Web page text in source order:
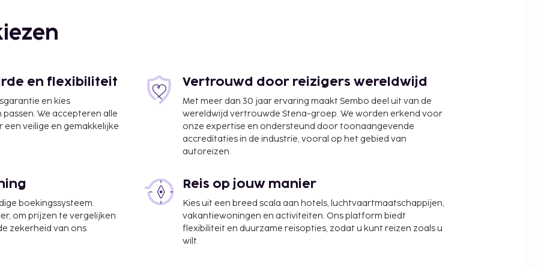
een buitenzwembad.
en
van 07.00 uur tot 11.00
worden betaald. De
aan ons heeft
en flexibiliteit
en kies
We accepteren alle
veilige en gemakkelijke
Vertrouwd door reizigers wereldwijd
Met meer dan 30 jaar ervaring maakt Sembo deel uit van de
wereldwijd vertrouwde Stena-groep. We worden erkend voor
onze expertise en ondersteund door toonaangevende
accreditaties in de industrie, vooral op het gebied van
autoreizen.
boekingssysteem.
om prijzen te vergelijken
zekerheid van ons
Reis op jouw manier
Kies uit een breed scala aan hotels, luchtvaartmaatschappijen,
vakantiewoningen en activiteiten. Ons platform biedt
flexibiliteit en duurzame reisopties, zodat u kunt reizen zoals u
wilt.